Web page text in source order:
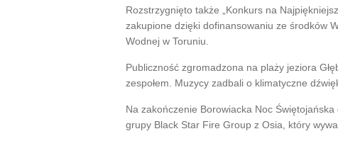
Rozstrzygnięto także „Konkurs na
zakupione dzięki dofinansowaniu ze środków
Wodnej w Toruniu.
Publiczność zgromadzona na plaży jeziora
zespołem. Muzycy zadbali o klimatyczne
Na zakończenie Borowiacka Noc Świętojańska
grupy Black Star Fire Group z Osia, który